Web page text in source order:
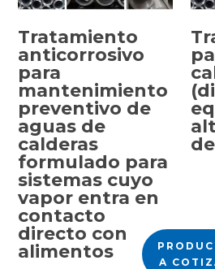
Tratamiento
anticorrosivo
para
mantenimiento
preventivo de
aguas de
calderas
formulado para
sistemas cuyo
vapor entra en
contacto
directo con
alimentos
A